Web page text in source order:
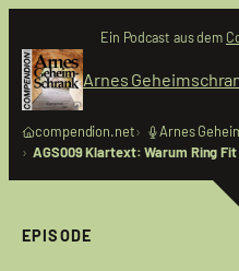
Inhalt
springen
Ein Podcast aus dem
Arnes
compendion.net
Arnes
AGS009 Klartext: Warum Ring
EPISODE